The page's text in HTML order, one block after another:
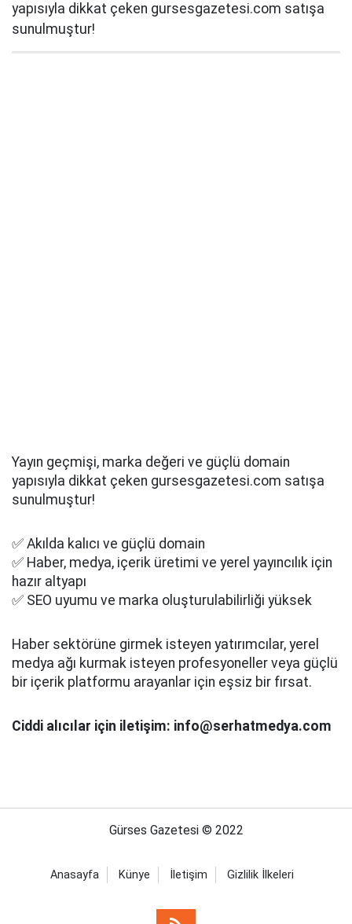
yapısıyla dikkat çeken gursesgazetesi.com satışa
sunulmuştur!
Yayın geçmişi, marka değeri ve güçlü domain
yapısıyla dikkat çeken gursesgazetesi.com satışa
sunulmuştur!
✅ Akılda kalıcı ve güçlü domain
✅ Haber, medya, içerik üretimi ve yerel yayıncılık için
hazır altyapı
✅ SEO uyumu ve marka oluşturulabilirliği yüksek
Haber sektörüne girmek isteyen yatırımcılar, yerel
medya ağı kurmak isteyen profesyoneller veya güçlü
bir içerik platformu arayanlar için eşsiz bir fırsat.
Ciddi alıcılar için iletişim: info@serhatmedya.com
Gürses Gazetesi © 2022
Anasayfa Künye İletişim Gizlilik İlkeleri